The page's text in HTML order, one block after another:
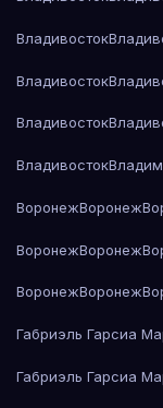
Владивосток
Владивосток
Владивосток
Владивосток
ВоронежВоронеж
ВоронежВоронеж
ВоронежВоронеж
Габриэль Гарсиа
Габриэль Гарсиа